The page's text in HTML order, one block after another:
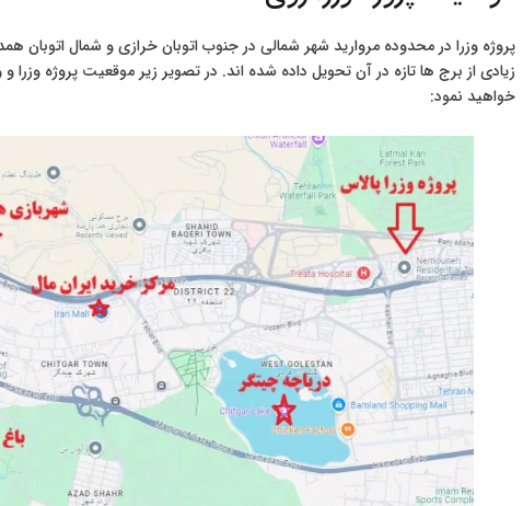
پروژه وزرا در محدوده مروارید شهر شمالی در جنوب اتوبان خرازی و شمال
خواهید نمود: